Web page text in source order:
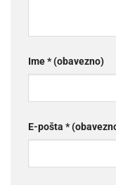
Ime* (obavezno)
E-pošta *